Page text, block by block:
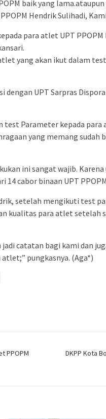
baik yang
Hendrik Sulihadi,
para atlet UPT
yang akan ikut dalam
dengan UPT Sarpras
test Parameter kepada para
yang memang sudah
ini sangat wajib.
cabor binaan UPT
setelah mengikuti test
kualitas para atlet setelah
catatan bagi kami dan
pungkasnya. (Aga*)
PPOPM
DKPP Kota